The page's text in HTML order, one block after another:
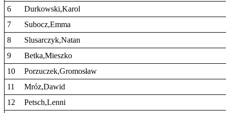
6
Durkowski,Karol
7
Subocz,Emma
8
Slusarczyk,Natan
9
Betka,Mieszko
10
Porzuczek,Gromosław
11
Mróz,Dawid
12
Petsch,Lenni